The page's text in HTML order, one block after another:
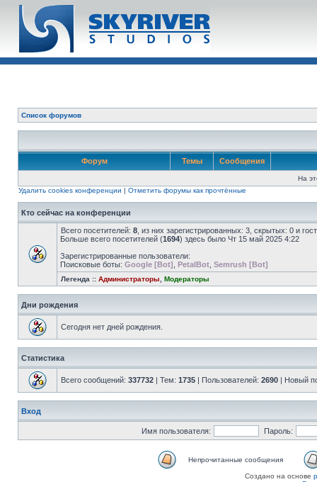
Список форумов
Форум Темы Сообщения
На
Удалить cookies конференции | Отметить форумы как прочтённые
Кто сейчас на конференции
Всего посетителей: 8 , из них зарегистрированных: 3, скрытых: 0 и
Больше всего посетителей (1694) здесь было Чт 15 май 2025 4:22
Зарегистрированные пользователи:
Поисковые боты: Google [Bot] PetalBot Semrush [Bot]
Легенда :: Администраторы Модераторы
Дни рождения
Сегодня нет дней рождения.
Статистика
Всего сообщений: 337732 | Тем: 1735 | Пользователей: 2690 | Новый
Вход
Имя пользователя: Пароль:
Непрочитанные сообщения
Создано на основе